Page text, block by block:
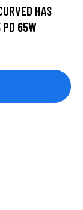
HAS
65W